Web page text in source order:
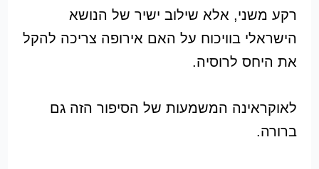
רקע משני, אלא שילוב ישיר של הנושא
הישראלי בוויכוח על האם אירופה צריכה להקל
את היחס לרוסיה.
לאוקראינה המשמעות של הסיפור הזה גם
ברורה.